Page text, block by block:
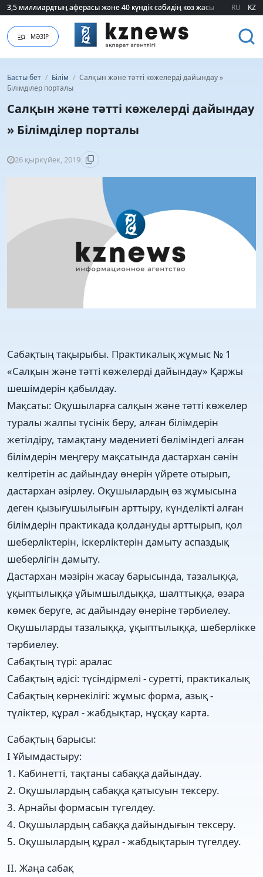
3,5 миллиардтың аферасы және 40 күндік сәбидің көз жасы:
3,5 миллиардтың аферасы және 40 күндік сәбидің көз жасы: RU KZ
МӘЗІР
Басты бет / Білім / Салқын және тәтті көжелерді дайындау »
Білімділер порталы
Салқын және тәтті көжелерді дайындау
» Білімділер порталы
26 қыркүйек, 2019
Сабақтың тақырыбы. Практикалық жұмыс № 1
«Салқын және тәтті көжелерді дайындау» Қаржы
шешімдерін қабылдау.
Мақсаты: Оқушыларға салқын және тәтті көжелер
туралы жалпы түсінік беру, алған білімдерін
жетілдіру, тамақтану мәдениеті бөліміндегі алған
білімдерін меңгеру мақсатында дастархан сәнін
келтіретін ас дайындау өнерін үйрете отырып,
дастархан әзірлеу. Оқушылардың өз жұмысына
деген қызығушылығын арттыру, күнделікті алған
білімдерін практикада қолдануды арттырып, қол
шеберліктерін, іскерліктерін дамыту аспаздық
шеберлігін дамыту.
Дастархан мәзірін жасау барысында, тазалыққа,
ұқыптылыққа ұйымшылдыққа, шалттыққа, өзара
көмек беруге, ас дайындау өнеріне тәрбиелеу.
Оқушыларды тазалыққа, ұқыптылыққа, шеберлікке
тәрбиелеу.
Сабақтың түрі: аралас
Сабақтың әдісі: түсіндірмелі - суретті, практикалық
Сабақтың көрнекілігі: жұмыс форма, азық -
түліктер, құрал - жабдықтар, нұсқау карта.
Сабақтың барысы:
І Ұйымдастыру:
1. Кабинетті, тақтаны сабаққа дайындау.
2. Оқушылардың сабаққа қатысуын тексеру.
3. Арнайы формасын түгелдеу.
4. Оқушылардың сабаққа дайындығын тексеру.
5. Оқушылардың құрал - жабдықтарын түгелдеу.
ІІ. Жаңа сабақ